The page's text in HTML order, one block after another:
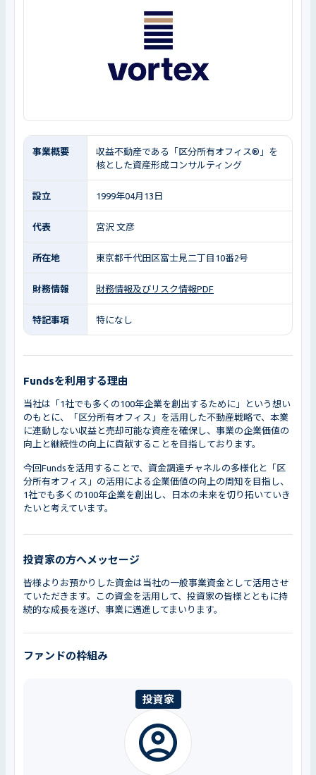
事業概要
収益不動産である「区分所有オフィス®」を
核とした資産形成コンサルティング
設立 1999年04月13日
代表 宮沢 文彦
所在地 東京都千代田区富士見二丁目10番2号
財務情報 財務情報及びリスク情報PDF
特記事項 特になし
Fundsを利用する理由
当社は「1社でも多くの100年企業を創出するために」という想い
のもとに、「区分所有オフィス」を活用した不動産戦略で、本業
に連動しない収益と売却可能な資産を確保し、事業の企業価値の
向上と継続性の向上に貢献することを目指しております。
今回Fundsを活用することで、資金調達チャネルの多様化と「区
分所有オフィス」の活用による企業価値の向上の周知を目指し、
1社でも多くの100年企業を創出し、日本の未来を切り拓いていき
たいと考えています。
投資家の方へメッセージ
皆様よりお預かりした資金は当社の一般事業資金として活用させ
ていただきます。この資金を活用して、投資家の皆様とともに持
続的な成長を遂げ、事業に邁進してまいります。
ファンドの枠組み
投資家